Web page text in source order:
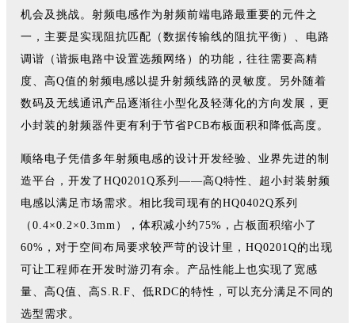
机会及挑战。射频电感作为射频前端电路最重要的元件之
一，主要是实现阻抗匹配（数据传输线的阻抗平衡）、电路
调谐（谐振电路中设置选频网络）的功能，往往需要高精
度、高Q值的射频电感以提升射频线路的灵敏度。另外随着
数码及无线通讯产品逐渐往小型化及轻薄化的方向发展，更
小封装的射频器件更有利于节省PCB布板面积和降低高度。
顺络电子凭借多年射频电感的设计开发经验、业界先进的制
造平台，开发了HQ0201Q系列——高Q特性、超小封装射频
电感以满足市场需求。相比我司现有的HQ0402Q系列
（0.4×0.2×0.3mm），体积减小约75%，占板面积缩小了
60%，对于空间布局要求较严苛的设计里，HQ0201Q的出现
可让工程师在开发时游刃有余。产品性能上也实现了宽感
量、高Q值、高S.R.F、低RDC的特性，可以充分满足不同的
选型需求。